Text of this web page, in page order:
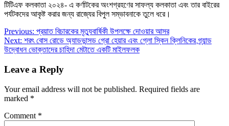
টিটিএফ কলকাতা ২০২৪- এ কর্ণাটকের অংশগ্রহণের সাফল্য কলকাতা এবং তার বাইরের
পর্যটকদের আকৃষ্ট করার জন্য রাজ্যের বিপুল সম্ভাবনাকে তুলে ধরে।
Post
navigation
Previous: প্রয়াত বিচারকের মৃত্যুবার্ষিকী উপলক্ষে দোওয়ার আসর
Next: শরৎ বোস রোডে অ্যাডভান্সড গ্রো হেয়ার এবং গ্লো স্কিন ক্লিনিকের গ্র্যান্ড
উদ্বোধন ভোক্তাদের চাহিদা মেটাতে একটি মাইলফলক
Leave a Reply
Your email address will not be published. Required fields are
marked *
Comment *